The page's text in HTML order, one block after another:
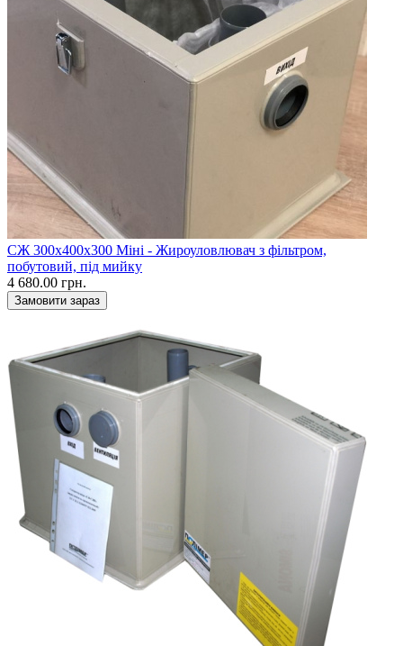
CЖ 300х400х300 Міні - Жироуловлювач з фільтром,
побутовий, під мийку
4 680.00 грн.
Замовити зараз